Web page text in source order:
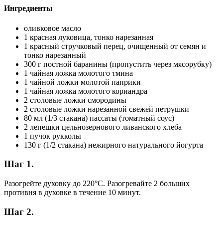
Ингредиенты
оливковое масло
1 красная луковица, тонко нарезанная
1 красный стручковый перец, очищенный от семян и
тонко нарезанный
300 г постной баранины (пропустить через мясорубку)
1 чайная ложка молотого тмина
1 чайной ложки молотой паприки
1 чайная ложка молотого кориандра
2 столовые ложки смородины
2 столовые ложки нарезанной свежей петрушки
80 мл (1/3 стакана) пассаты (томатный соус)
2 лепешки цельнозернового ливанского хлеба
1 пучок рукколы
130 г (1/2 стакана) нежирного натурального йогурта
Шаг 1.
Разогрейте духовку до 220°С. Разогревайте 2 больших
противня в духовке в течение 10 минут.
Шаг 2.